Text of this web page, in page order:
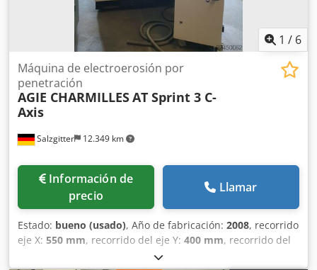
1 / 6
Salzgitter 12.349 km
Máquina de electroerosión por
penetración
AGIE CHARMILLESAT Sprint 3 C-
Axis
Información de
precio
Llamar
Estado: bueno (usado), Año de fabricación: 2008, recorrido
eje X: 550 mm, recorrido del eje Y: 400 mm, recorrido del
2.200 mm